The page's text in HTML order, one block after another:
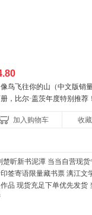
鸟飞往你的山（中文版销
，比尔·盖茨年度特别推荐
听说的还要
加入购物车 收藏